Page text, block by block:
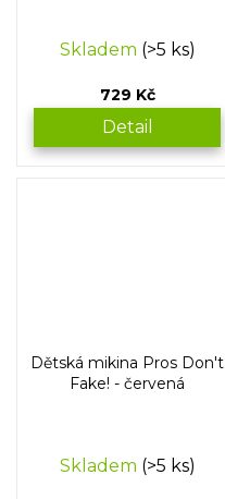
Skladem (>5 ks)
729 Kč
Detail
Dětská mikina Pros Don't
Fake! - červená
Skladem (>5 ks)